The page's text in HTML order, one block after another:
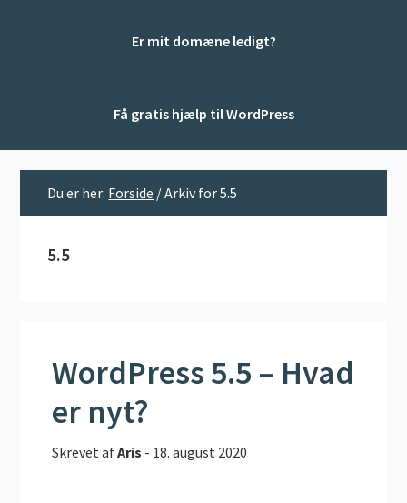
Er mit domæne ledigt?
Få gratis hjælp til WordPress
Du er her: Forside /Arkiv for 5.5
5.5
WordPress 5.5 – Hvad
er nyt?
Skrevet afAris - 18. august 2020